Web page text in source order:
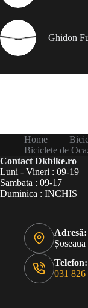
Ghidon
Home
Biciclete de
Contact Dkbike.ro
Luni - Vineri : 09-19
Sambata : 09-17
Duminica : INCHIS
Adresă:
Telefon:
031 826